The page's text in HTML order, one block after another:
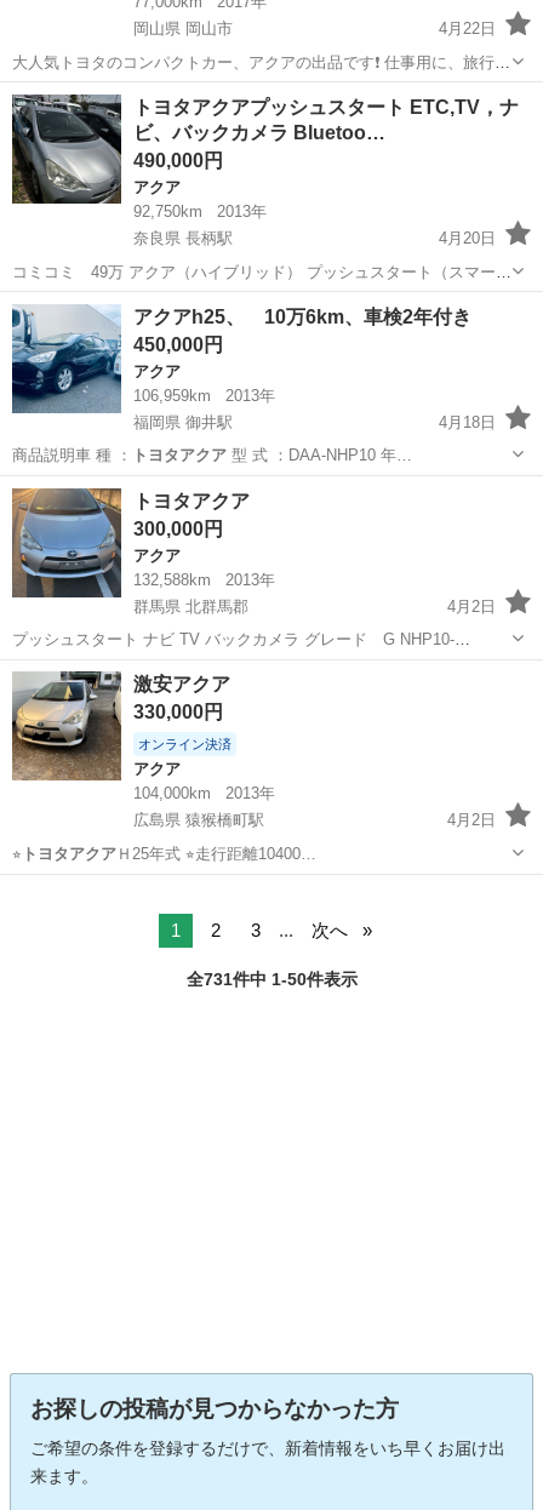
岡山県 岡山市
4月22日
大人気トヨタのコンパクトカー、アクアの出品です❗️ 仕事用に、旅行
に、デートに、家族に❗️ 実燃費、驚異の25前後❗️ ガソリンに高騰の中最
高の一台です❗️ ---------------車輌詳細------------...
岡山 岡山市 アクア トヨタアクア
トヨタアクアプッシュスタート ETC,TV，ナ
ビ、バックカメラ Bluetoo…
490,000円
アクア
92,750km
2013年
奈良県 長柄駅
4月20日
コミコミ 49万 アクア（ハイブリッド） プッシュスタート（スマート
キー X2） DAA-NHP10 グレード：S 年式：25年8月 色：シルバー 走
行距離: 92750Km 燃費 : 約22~25 ETC,TV ナビ、B...
奈良 天理市 長柄駅 Bluetooth
アクアh25、 10万6km、車検2年付き
450,000円
アクア
106,959km
2013年
福岡県 御井駅
4月18日
商品説明車 種 ：
トヨタアクア型 式 ：DAA-NHP10 年…
福岡 久留米市 御井駅
トヨタアクア
300,000円
アクア
132,588km
2013年
群馬県 北群馬郡
4月2日
プッシュスタート ナビ TV バックカメラ グレード G NHP10-
6213582 よろしくお願いします
群馬 北群馬郡 アクア
激安アクア
330,000円
オンライン決済
アクア
104,000km
2013年
広島県 猿猴橋町駅
4月2日
⭐︎ トヨタアクアＨ25年式 ⭐︎走行距離10400…
1 2 3 ... 次へ
全731件中 1-50件表示
お探しの投稿が見つからなかった方
ご希望の条件を登録するだけで、新着情報をいち早くお届け出
来ます。